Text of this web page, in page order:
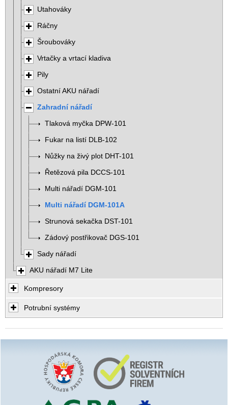
Utahováky
Ráčny
Šroubováky
Vrtačky a vrtací kladiva
Pily
Ostatní AKU nářadí
Zahradní nářadí
Tlaková myčka DPW-101
Fukar na listí DLB-102
Nůžky na živý plot DHT-101
Řetězová pila DCCS-101
Multi nářadí DGM-101
Multi nářadí DGM-101A
Strunová sekačka DST-101
Zádový postřikovač DGS-101
Sady nářadí
AKU nářadí M7 Lite
Kompresory
Potrubní systémy